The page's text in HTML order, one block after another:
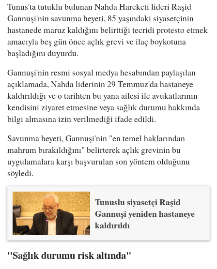
Tunus'ta tutuklu bulunan Nahda Hareketi lideri Raşid
Gannuşi'nin savunma heyeti, 85 yaşındaki siyasetçinin
hastanede maruz kaldığını belirttiği tecridi protesto etmek
amacıyla beş gün önce açlık grevi ve ilaç boykotuna
başladığını duyurdu.
Gannuşi'nin resmi sosyal medya hesabından paylaşılan
açıklamada, Nahda liderinin 29 Temmuz'da hastaneye
kaldırıldığı ve o tarihten bu yana ailesi ile avukatlarının
kendisini ziyaret etmesine veya sağlık durumu hakkında
bilgi almasına izin verilmediği ifade edildi.
Savunma heyeti, Gannuşi'nin "en temel haklarından
mahrum bırakıldığını" belirterek açlık grevinin bu
uygulamalara karşı başvurulan son yöntem olduğunu
söyledi.
Tunuslu siyasetçi Raşid
Gannuşi yeniden hastaneye
kaldırıldı
"Sağlık durumu risk altında"